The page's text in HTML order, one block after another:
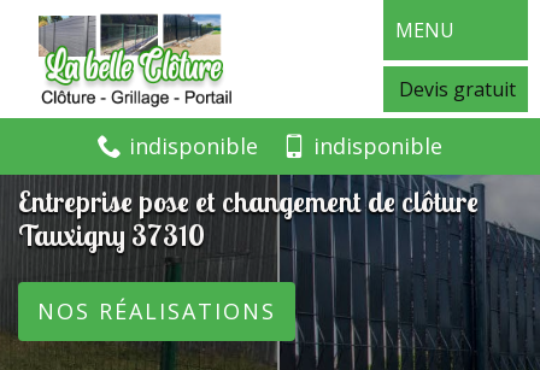
MENU
Devis gratuit
indisponible indisponible
Entreprise pose et changement de clôture
Tauxigny 37310
NOS RÉALISATIONS